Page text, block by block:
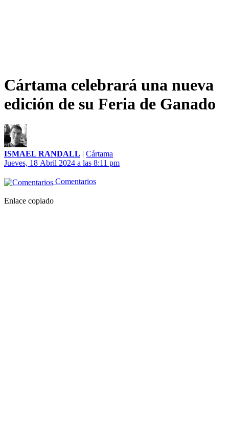
Cártama celebrará una nueva
edición de su Feria de Ganado
ISMAEL RANDALL | Cártama
Jueves, 18 Abril 2024 a las 8:11 pm
Comentarios
Enlace copiado